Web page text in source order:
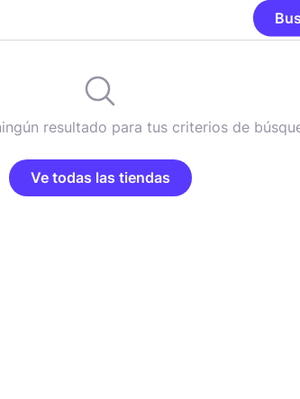
resultado para tus criterios de
Ve todas las tiendas